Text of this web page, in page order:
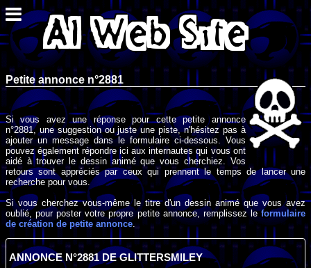
Petite annonce n°2881
Si vous avez une réponse pour cette petite annonce
n°2881, une suggestion ou juste une piste, n'hésitez pas à
ajouter un message dans le formulaire ci-dessous. Vous
pouvez également répondre ici aux internautes qui vous ont
aidé à trouver le dessin animé que vous cherchiez. Vos
retours sont appréciés par ceux qui prennent le temps de lancer une
recherche pour vous.
Si vous cherchez vous-même le titre d'un dessin animé que vous avez
oublié, pour poster votre propre petite annonce, remplissez leformulaire
de création de petite annonce .
ANNONCE N°2881 DE GLITTERSMILEY